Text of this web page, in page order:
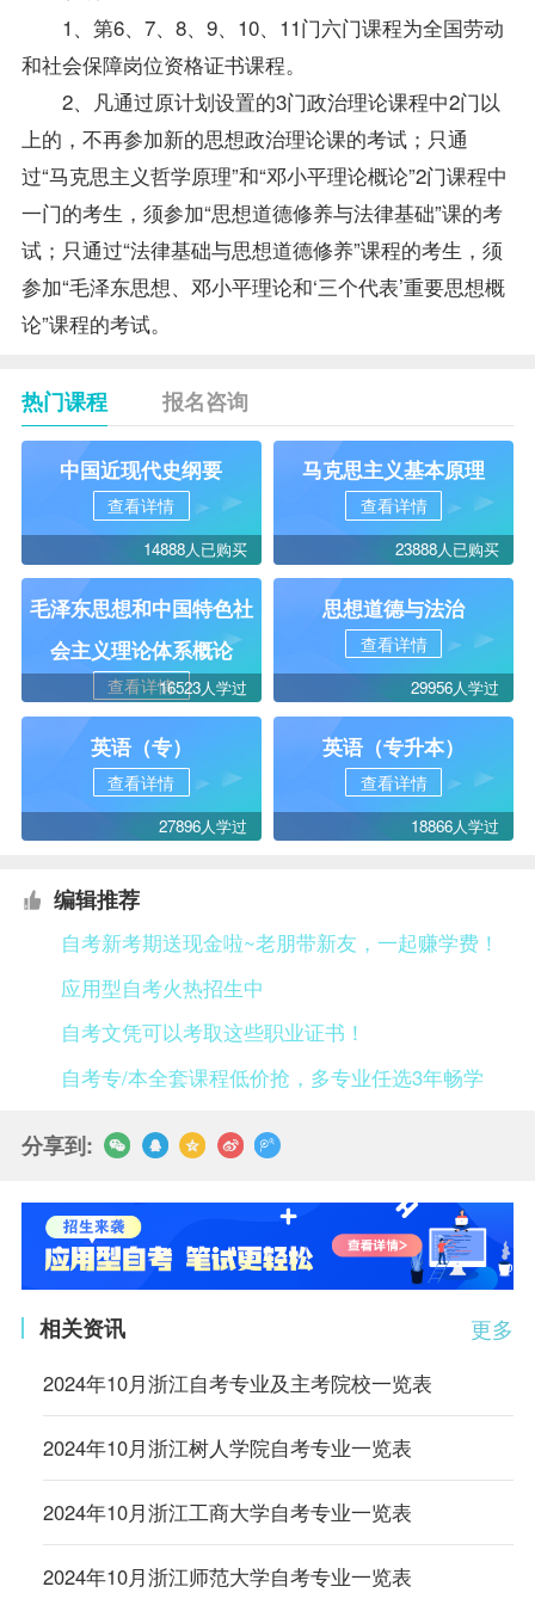
1、第6、7、8、9、10、11门六门课程为全国劳动
和社会保障岗位资格证书课程。
2、凡通过原计划设置的3门政治理论课程中2门以
上的，不再参加新的思想政治理论课的考试；只通
过“马克思主义哲学原理”和“邓小平理论概论”2门课程中
一门的考生，须参加“思想道德修养与法律基础”课的考
试；只通过“法律基础与思想道德修养”课程的考生，须
参加“毛泽东思想、邓小平理论和‘三个代表’重要思想概
论”课程的考试。
热门课程 报名咨询
中国近现代史纲要
查看详情
14888人已购买
马克思主义基本原理
查看详情
23888人已购买
毛泽东思想和中国特色社
会主义理论体系概论
查看详情16523人学过
思想道德与法治
查看详情
29956人学过
英语（专）
查看详情
27896人学过
英语（专升本）
查看详情
18866人学过
编辑推荐
自考新考期送现金啦~老朋带新友，一起赚学费！
应用型自考火热招生中
自考文凭可以考取这些职业证书！
自考专/本全套课程低价抢，多专业任选3年畅学
分享到:
更多
相关资讯
2024年10月浙江自考专业及主考院校一览表
2024年10月浙江树人学院自考专业一览表
2024年10月浙江工商大学自考专业一览表
2024年10月浙江师范大学自考专业一览表